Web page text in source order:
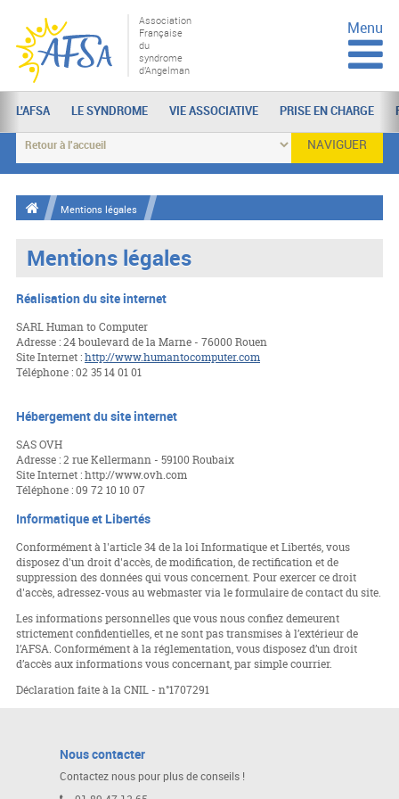
Association
Française
du
syndrome
d'Angelman
Menu
L'AFSA LE SYNDROME VIE ASSOCIATIVE PRISE EN CHARGE
NAVIGUER
Mentions légales
Mentions légales
Réalisation du site internet
SARL Human to Computer
Adresse : 24 boulevard de la Marne - 76000 Rouen
Site Internet :http://www.humantocomputer.com
Téléphone : 02 35 14 01 01
Hébergement du site internet
SAS OVH
Adresse : 2 rue Kellermann - 59100 Roubaix
Site Internet : http://www.ovh.com
Téléphone : 09 72 10 10 07
Informatique et Libertés
Conformément à l'article 34 de la loi Informatique et Libertés, vous
disposez d'un droit d'accès, de modification, de rectification et de
suppression des données qui vous concernent. Pour exercer ce droit
d'accès, adressez-vous au webmaster via le formulaire de contact du site.
Les informations personnelles que vous nous confiez demeurent
strictement confidentielles, et ne sont pas transmises à l’extérieur de
l’AFSA. Conformément à la réglementation, vous disposez d’un droit
d’accès aux informations vous concernant, par simple courrier.
Déclaration faite à la CNIL - n°1707291
Nous contacter
Contactez nous pour plus de conseils !